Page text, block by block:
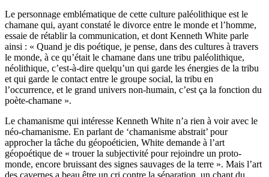
Le personnage emblématique de cette culture paléolithique est le
chamane qui, ayant constaté le divorce entre le monde et l’homme,
essaie de rétablir la communication, et dont Kenneth White parle
ainsi : « Quand je dis poétique, je pense, dans des cultures à travers
le monde, à ce qu’était le chamane dans une tribu paléolithique,
néolithique, c’est-à-dire quelqu’un qui garde les énergies de la tribu
et qui garde le contact entre le groupe social, la tribu en
l’occurrence, et le grand univers non-humain, c’est ça la fonction du
poète-chamane ».
Le chamanisme qui intéresse Kenneth White n’a rien à voir avec le
néo-chamanisme. En parlant de ‘chamanisme abstrait’ pour
approcher la tâche du géopoéticien, White demande à l’art
géopoétique de « trouer la subjectivité pour rejoindre un proto-
monde, encore bruissant des signes sauvages de la terre ». Mais l’art